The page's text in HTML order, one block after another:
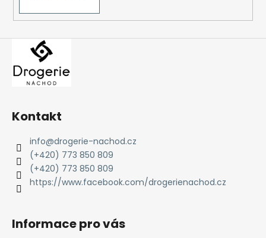
Kontakt
info@drogerie-nachod.cz
(+420) 773 850 809
(+420) 773 850 809
https://www.facebook.com/drogerienachod.cz
Informace pro vás